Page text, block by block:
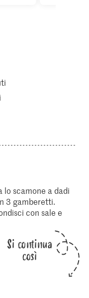
lo scamone a dadi
3 gamberetti.
con sale e
Si continua
così